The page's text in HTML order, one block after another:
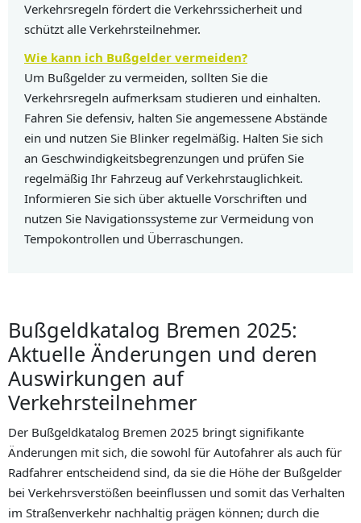
Verkehrsregeln fördert die Verkehrssicherheit und
schützt alle Verkehrsteilnehmer.
Wie kann ich Bußgelder vermeiden?
Um Bußgelder zu vermeiden, sollten Sie die
Verkehrsregeln aufmerksam studieren und einhalten.
Fahren Sie defensiv, halten Sie angemessene Abstände
ein und nutzen Sie Blinker regelmäßig. Halten Sie sich
an Geschwindigkeitsbegrenzungen und prüfen Sie
regelmäßig Ihr Fahrzeug auf Verkehrstauglichkeit.
Informieren Sie sich über aktuelle Vorschriften und
nutzen Sie Navigationssysteme zur Vermeidung von
Tempokontrollen und Überraschungen.
Bußgeldkatalog Bremen 2025:
Aktuelle Änderungen und deren
Auswirkungen auf
Verkehrsteilnehmer
Der Bußgeldkatalog Bremen 2025 bringt signifikante
Änderungen mit sich, die sowohl für Autofahrer als auch für
Radfahrer entscheidend sind, da sie die Höhe der Bußgelder
bei Verkehrsverstößen beeinflussen und somit das Verhalten
im Straßenverkehr nachhaltig prägen können; durch die